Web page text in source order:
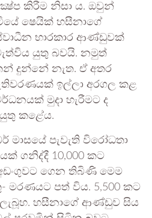
කිරීම නිසා ය. ඔවුන්
ෂෙයික් හසීනාගේ
භාරකාර ආණ්ඩුවක්
යුතු බවයි. නමුත්
දුන්නේ නැත. ඒ අතර
ඉල්ලා අරගල කළ
මුදා හැරීමට ද
කළේය.
මාසයේ පැවැති විරෝධතා
ගනිද්දී 10,000 කට
ගෙන තිබිණි මෙම
මරණයට පත් විය. 5,500 කට
ලැබූහ. හසීනාගේ ආණ්ඩුව සිය